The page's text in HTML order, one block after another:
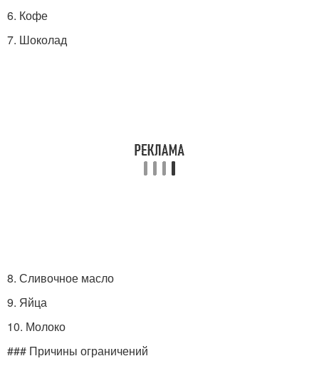
6. Кофе
7. Шоколад
8. Сливочное масло
9. Яйца
10. Молоко
### Причины ограничений